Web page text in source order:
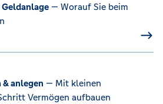
Geldanlage — Worauf Sie beim
anlegen — Mit kleinen
Vermögen aufbauen